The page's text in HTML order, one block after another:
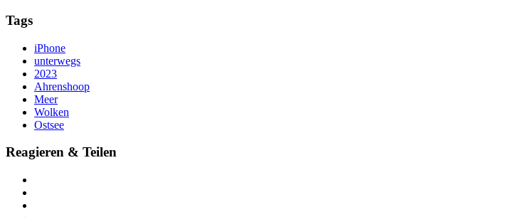
Tags
iPhone
unterwegs
2023
Ahrenshoop
Meer
Wolken
Ostsee
Reagieren & Teilen